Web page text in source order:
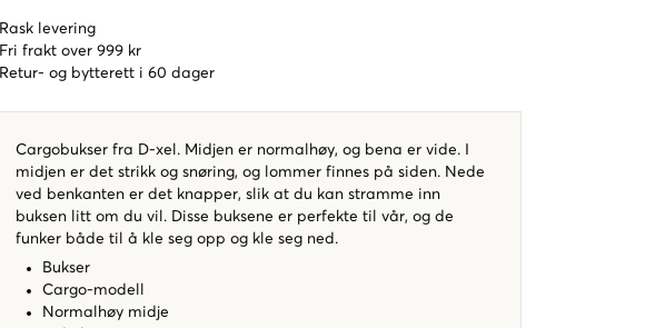
Rask levering
Fri frakt over 999 kr
Retur- og bytterett i 60 dager
Cargobukser fra D-xel. Midjen er normalhøy, og bena er vide. I
midjen er det strikk og snøring, og lommer finnes på siden. Nede
ved benkanten er det knapper, slik at du kan stramme inn
buksen litt om du vil. Disse buksene er perfekte til vår, og de
funker både til å kle seg opp og kle seg ned.
Bukser
Cargo-modell
Normalhøy midje